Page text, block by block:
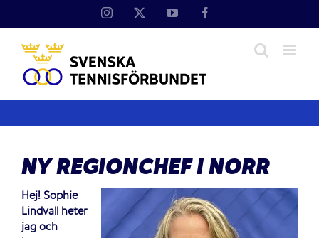
Instagram YouTube
NY REGIONCHEF I NORR
Hej! Sophie
Lindvall heter
jag och